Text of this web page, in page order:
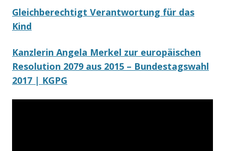
Gleichberechtigt Verantwortung für das
Kind
Kanzlerin Angela Merkel zur europäischen
Resolution 2079 aus 2015 – Bundestagswahl
2017 | KGPG